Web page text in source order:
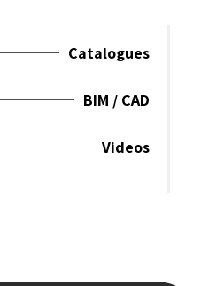
Catalogues
BIM / CAD
Videos